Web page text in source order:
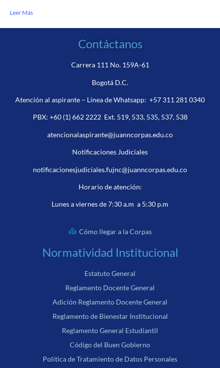
Leer Más
Contáctanos
Carrera 111 No. 159A-61
Bogotá D.C.
Atención al aspirante – Línea de Whatsapp: +57 311 281 0340
PBX: +60 (1) 662 2222Ext. 519, 533, 535, 537, 538
atencionalaspirante@juanncorpas.edu.co
Notificaciones Judiciales
notificacionesjudiciales.fujnc@juanncorpas.edu.co
Horario de atención:
Lunes a viernes de 7:30 a.m a 5:30 p.m
Cómo llegar a la Corpas
Normatividad Institucional
Estatuto General
Reglamento Docente General
Adición Reglamento Docente General
Reglamento de Bienestar Institucional
Reglamento General Estudiantil
Código del Buen Gobierno
Política de Tratamiento de Datos Personales